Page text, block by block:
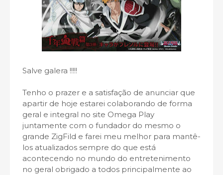
Salve galera !!!!!
Tenho o prazer e a satisfação de anunciar que
apartir de hoje estarei colaborando de forma
geral e integral no site Omega Play
juntamente com o fundador do mesmo o
grande ZigFild e farei meu melhor para mantê-
los atualizados sempre do que está
acontecendo no mundo do entretenimento
no geral obrigado a todos principalmente ao